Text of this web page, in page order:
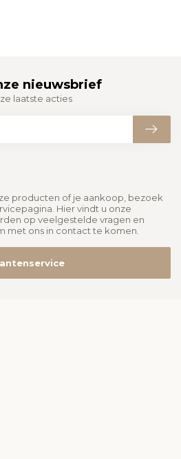
producten of je aankoop, bezoek
Hier vindt u onze
op veelgestelde vragen en
met ons in contact te komen.
nieuwsbrief
laatste acties